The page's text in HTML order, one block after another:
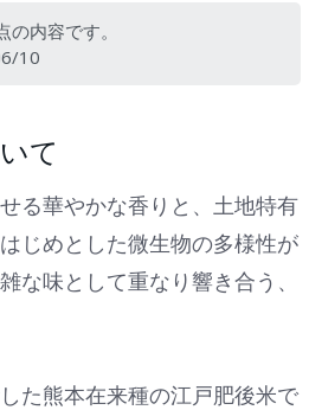
内容です。
10
て
る華やかな香りと、土地特有
じめとした微生物の多様性が
な味として重なり響き合う、
た熊本在来種の江戸肥後米で